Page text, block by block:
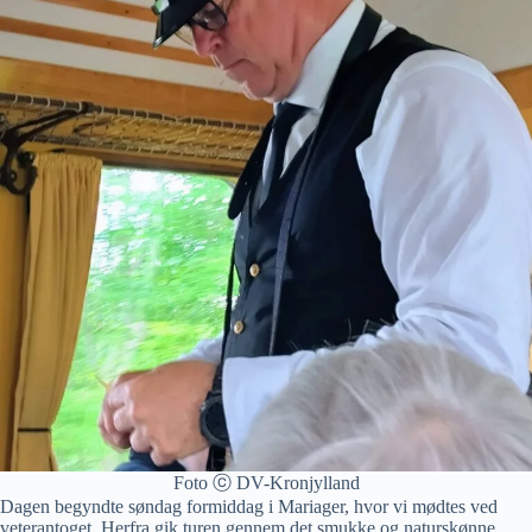
Foto ⓒ DV-Kronjylland
Dagen begyndte søndag formiddag i Mariager, hvor vi mødtes ved
veterantoget. Herfra gik turen gennem det smukke og naturskønne